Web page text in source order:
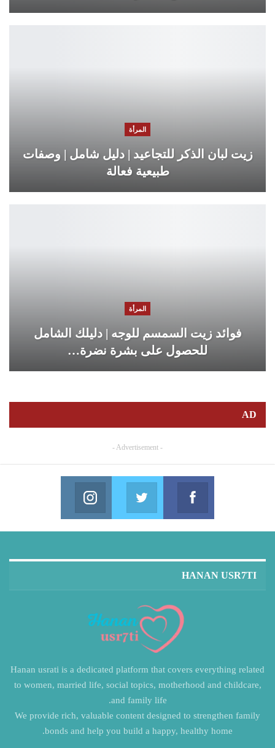
المرأة
زيت لبان الذكر للتجاعيد | دليل شامل | وصفات
طبيعية فعالة
المرأة
فوائد زيت السمسم للوجه | دليلك الشامل
للحصول على بشرة نضرة…
AD
- Advertisement -
Facebook
Join us on Facebook
Twitter
Join us on Twitter
HANAN USR7TI
Hanan usrati is a dedicated platform that covers everything related
to women, married life, social topics, motherhood and childcare,
and family life.
We provide rich, valuable content designed to strengthen family
bonds and help you build a happy, healthy home.